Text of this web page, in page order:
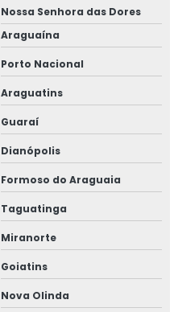
Nossa Senhora das Dores
Araguaína
Porto Nacional
Araguatins
Guaraí
Dianópolis
Formoso do Araguaia
Taguatinga
Miranorte
Goiatins
Nova Olinda